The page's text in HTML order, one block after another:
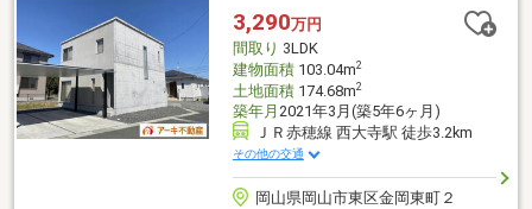
250-9005】または資料請求・来場予約ボタンか
ら。 * *☆* *☆* *☆*
*☆* *☆* *
3,290万円
間取り 3LDK
建物面積103.04m2
土地面積174.68m2
築年月 2021年3月(築5年6ヶ月)
ＪＲ赤穂線 西大寺駅 徒歩3.2km
その他の交通
岡山県岡山市東区金岡東町２